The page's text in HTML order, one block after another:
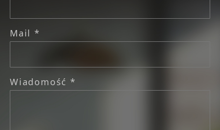
Mail *
Wiadomość *